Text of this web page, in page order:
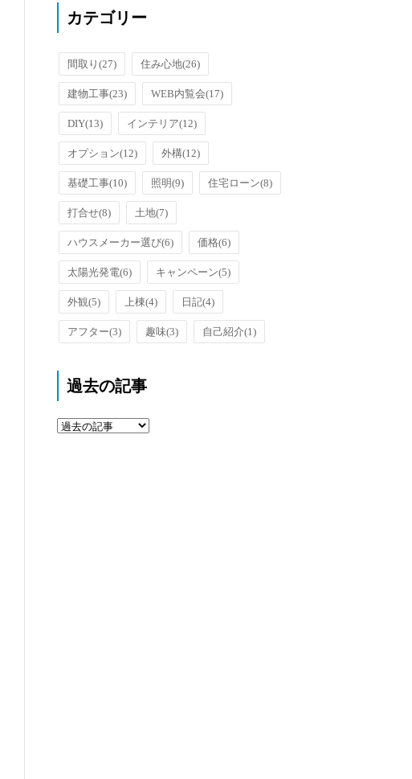
レポートします。 １．補修箇所
ているのです...
カテゴリー
間取り (27) 住み心地(26)
建物工事(23) WEB内覧会(17)
DIY(13) インテリア(12)
オプション(12) 外構(12)
基礎工事(10) 照明(9) 住宅ローン(8)
打合せ(8) 土地(7)
ハウスメーカー選び(6) 価格(6)
太陽光発電(6) キャンペーン(5)
外観(5) 上棟(4) 日記(4)
アフター(3) 趣味(3) 自己紹介(1)
過去の記事